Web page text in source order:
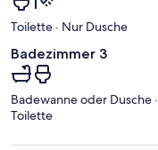
Toilette · Nur Dusche
Badezimmer 3
Badewanne oder Dusche ·
Toilette